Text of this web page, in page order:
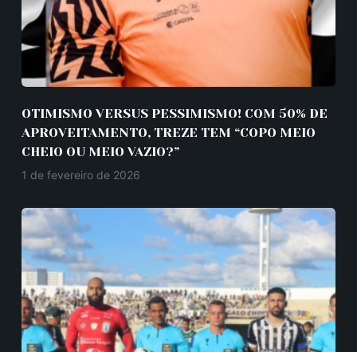
OTIMISMO VERSUS PESSIMISMO! COM 50% DE
APROVEITAMENTO, TREZE TEM “COPO MEIO
CHEIO OU MEIO VAZIO?”
1 de fevereiro de 2026